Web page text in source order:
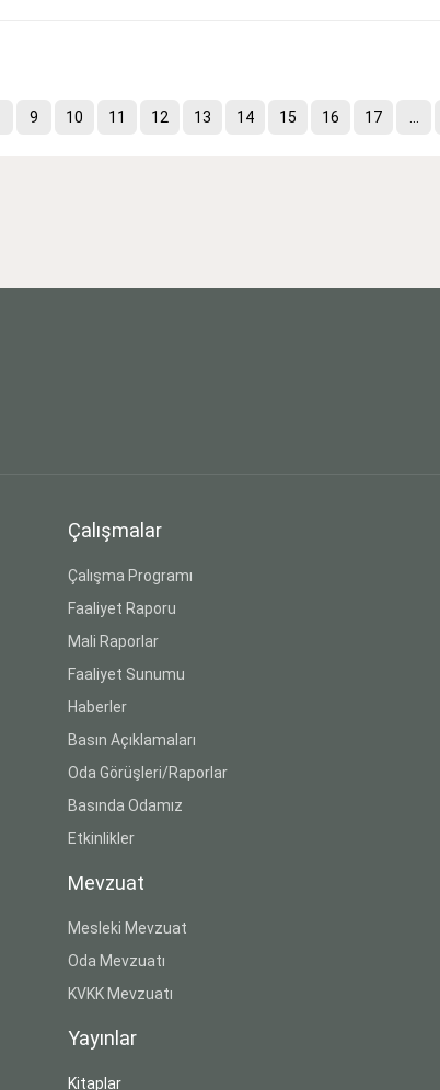
9 10 11 12 13 14 15 16 17
Çalışmalar
Çalışma Programı
Faaliyet Raporu
Mali Raporlar
Faaliyet Sunumu
Haberler
Basın Açıklamaları
Oda Görüşleri/Raporlar
Basında Odamız
Etkinlikler
Mevzuat
Mesleki Mevzuat
Oda Mevzuatı
KVKK Mevzuatı
Yayınlar
Kitaplar